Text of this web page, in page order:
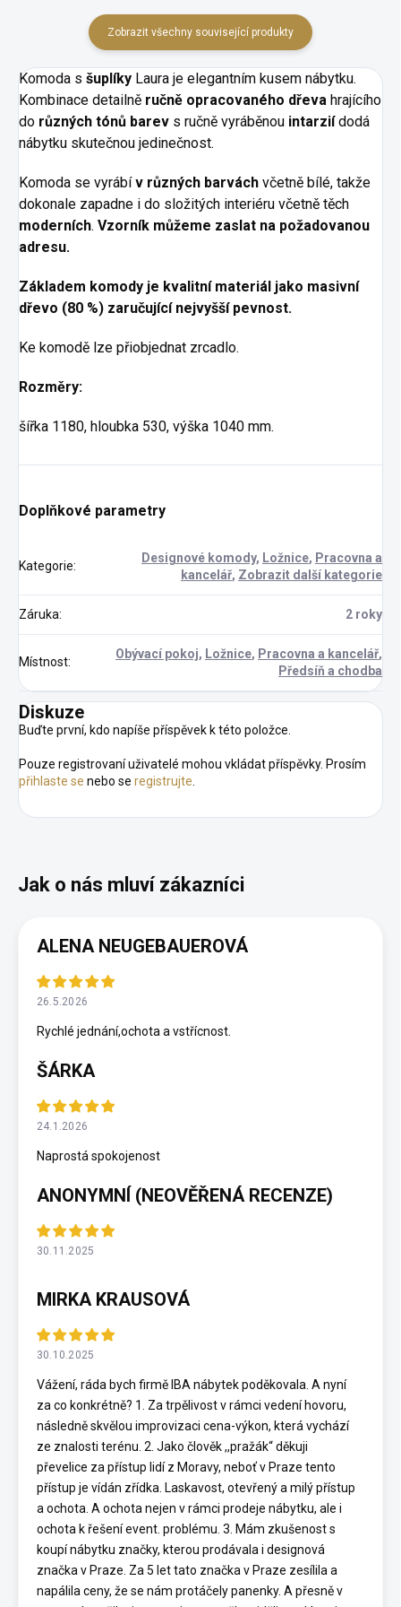
Zobrazit všechny související produkty
Komoda s šuplíky Laura je elegantním kusem nábytku.
Kombinace detailně ručně opracovaného dřeva hrajícího
do různých tónů barev s ručně vyráběnou intarziídodá
nábytku skutečnou jedinečnost.
Komoda se vyrábív různých barvách včetně bílé, takže
dokonale zapadne i do složitých interiéru včetně těch
moderních. Vzorník můžeme zaslat na požadovanou
adresu.
Základem komody je kvalitní materiál jako masivní
dřevo (80 %) zaručujícínejvyšší pevnost.
Ke komodě lze přiobjednat zrcadlo.
Rozměry:
šířka 1180, hloubka 530, výška 1040 mm.
Doplňkové parametry
Kategorie:
Designové komody, Ložnice, Pracovna a
kancelář, Zobrazit další kategorie
Záruka: 2 roky
Místnost:
Obývací pokoj, Ložnice, Pracovna a kancelář,
Předsíň a chodba
Diskuze
Buďte první, kdo napíše příspěvek k této položce.
Pouze registrovaní uživatelé mohou vkládat příspěvky. Prosím
přihlaste se nebo se registrujte
ALENA NEUGEBAUEROVÁ
26.5.2026
Rychlé jednání,ochota a vstřícnost.
ŠÁRKA
24.1.2026
Naprostá spokojenost
ANONYMNÍ (NEOVĚŘENÁ RECENZE)
30.11.2025
MIRKA KRAUSOVÁ
30.10.2025
Vážení, ráda bych firmě IBA nábytek poděkovala. A nyní
za co konkrétně? 1. Za trpělivost v rámci vedení hovoru,
následně skvělou improvizaci cena-výkon, která vychází
ze znalosti terénu. 2. Jako člověk ,,pražák“ děkuji
převelice za přístup lidí z Moravy, neboť v Praze tento
přístup je vídán zřídka. Laskavost, otevřený a milý přístup
a ochota. A ochota nejen v rámci prodeje nábytku, ale i
ochota k řešení event. problému. 3. Mám zkušenost s
koupí nábytku značky, kterou prodávala i designová
značka v Praze. Za 5 let tato značka v Praze zesílila a
napálila ceny, že se nám protáčely panenky. A přesně v